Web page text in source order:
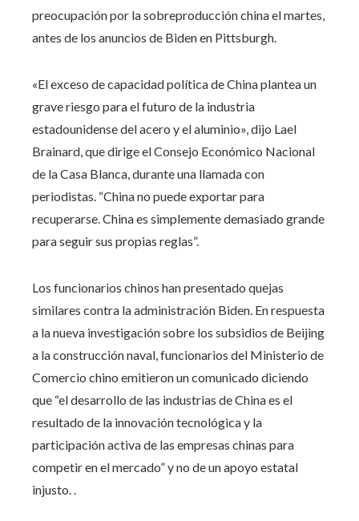
preocupación por la sobreproducción china el martes,
antes de los anuncios de Biden en Pittsburgh.
«El exceso de capacidad política de China plantea un
grave riesgo para el futuro de la industria
estadounidense del acero y el aluminio», dijo Lael
Brainard, que dirige el Consejo Económico Nacional
de la Casa Blanca, durante una llamada con
periodistas. “China no puede exportar para
recuperarse. China es simplemente demasiado grande
para seguir sus propias reglas”.
Los funcionarios chinos han presentado quejas
similares contra la administración Biden. En respuesta
a la nueva investigación sobre los subsidios de Beijing
a la construcción naval, funcionarios del Ministerio de
Comercio chino emitieron un comunicado diciendo
que “el desarrollo de las industrias de China es el
resultado de la innovación tecnológica y la
participación activa de las empresas chinas para
competir en el mercado” y no de un apoyo estatal
injusto. .